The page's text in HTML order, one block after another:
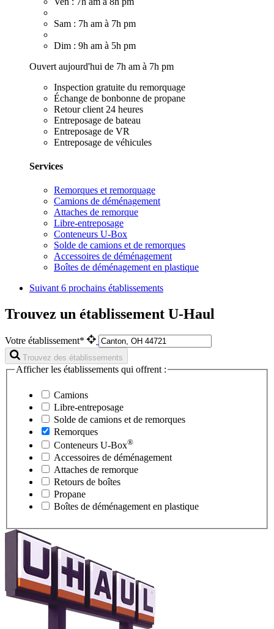
Sam : 7h am à 7h pm
Dim : 9h am à 5h pm
Ouvert aujourd'hui de 7h am à 7h pm
Inspection gratuite du remorquage
Échange de bonbonne de propane
Retour client 24 heures
Entreposage de bateau
Entreposage de VR
Entreposage de véhicules
Services
Remorques et remorquage
Camions de déménagement
Attaches de remorque
Libre-entreposage
Conteneurs U-Box
Solde de camions et de remorques
Accessoires de déménagement
Boîtes de déménagement en plastique
Suivant 6 prochains établissements
Trouvez un établissement U-Haul
Votre établissement*
Trouvez des établissements
Afficher les établissements qui offrent :
Camions
Libre-entreposage
Solde de camions et de remorques
Remorques
Conteneurs U-Box®
Accessoires de déménagement
Attaches de remorque
Retours de boîtes
Propane
Boîtes de déménagement en plastique